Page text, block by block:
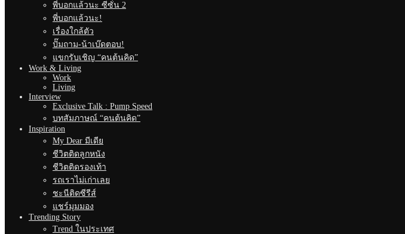
พี่บอกแล้วนะ ซีซั่น 2
พี่บอกแล้วนะ!
เรื่องใกล้ตัว
ปั๊มถาม-น้าเบ๊ดตอบ!
แขกรับเชิญ “คนต้นคิด”
Work & Living
Work
Living
Interview
Exclusive Talk : Pump Speed
บทสัมภาษณ์ “คนต้นคิด”
Inspiration
My Dear มีเดีย
ชีวิตติดลูกหนัง
ชีวิตติดรองเท้า
รถเราไม่เก่าเลย
ชะนีติดซีรีส์
แชร์มุมมอง
Trending Story
Trend ในประเทศ